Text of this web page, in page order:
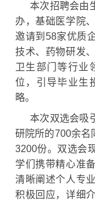
本次招聘会由
办，基础医学院
邀请到58家优质
技术、药物研发
卫生部门等行业
位，引导毕业生
略。
本次双选会吸
研院所的700余名
3200份。双选会
学们携带精心准
清晰阐述个人专
积极回应，详细